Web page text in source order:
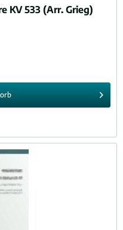
KV 533 (Arr. Grieg)